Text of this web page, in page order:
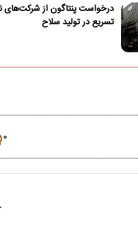
درخواست پنتاگون از شرکت‌های
تسریع در تولید سلاح
۰